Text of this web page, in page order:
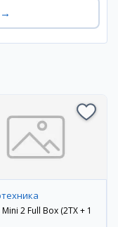
→
Mini 2 Full Box (2TX + 1